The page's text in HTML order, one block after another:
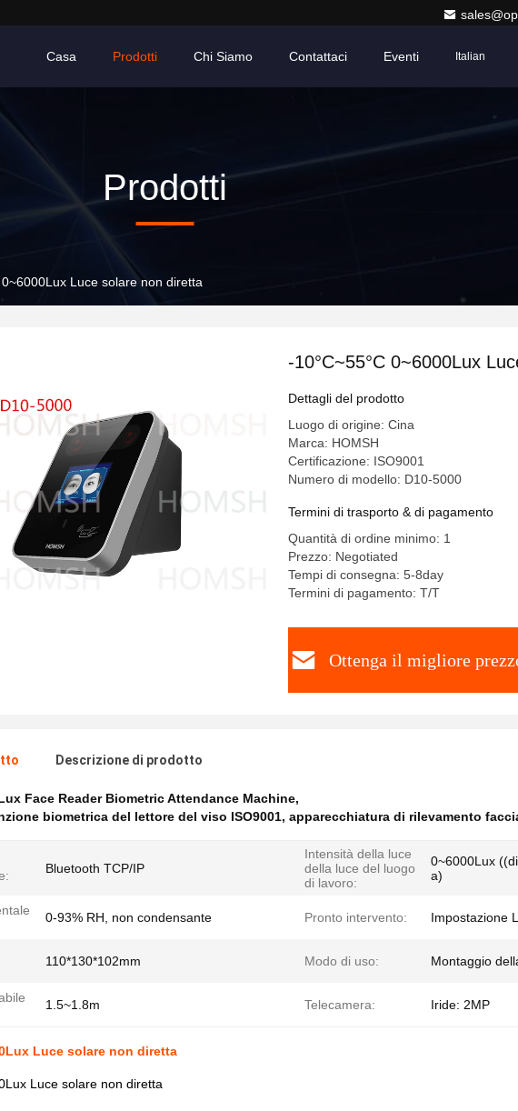
Casa Prodotti Chi Siamo Contattaci Eventi Italian
Prodotti
0~6000Lux Luce solare non diretta
-10°C~55°C 0~6000Lux
Dettagli del prodotto
Luogo di origine: Cina
Marca: HOMSH
Certificazione: ISO9001
Numero di modello: D10-5000
Termini di trasporto & di pagamento
Quantità di ordine minimo: 1
Prezzo: Negotiated
Tempi di consegna: 5-8day
Termini di pagamento: T/T
Ottenga il migliore
Descrizione di prodotto
Face Reader Biometric Attendance Machine,
biometrica del lettore del viso ISO9001, apparecchiatura di rilevamento
Bluetooth TCP/IP
Intensità della luce
della luce del luogo
di lavoro:
0~6000Lux
a)
0-93% RH, non condensante Pronto intervento: Impostazione
110*130*102mm Modo di uso: Montaggio
1.5~1.8m Telecamera: Iride: 2MP
Luce solare non diretta
Luce solare non diretta